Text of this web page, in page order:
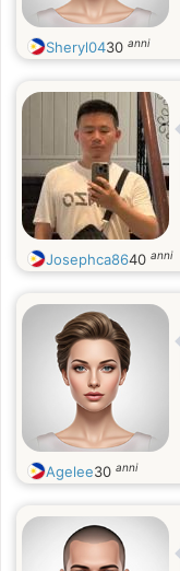
Sheryl0430 anni
Josephca8640 anni
Agelee30 anni